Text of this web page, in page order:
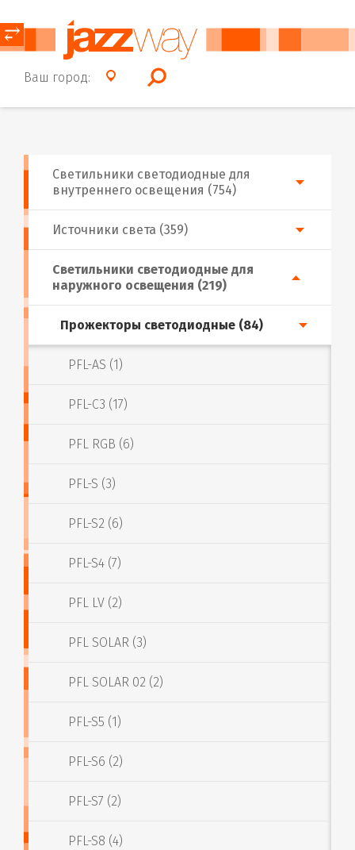
Ваш город:
⥂
Источники света (359)
Светильники светодиодные для
внутреннего освещения (754)
Светильники светодиодные для
наружного освещения (219)
Прожекторы светодиодные (84)
PFL-AS (1)
PFL-C3 (17)
PFL RGB (6)
PFL-S (3)
PFL-S2 (6)
PFL-S4 (7)
PFL LV (2)
PFL SOLAR (3)
PFL SOLAR 02 (2)
PFL-S5 (1)
PFL-S6 (2)
PFL-S7 (2)
PFL-S8 (4)